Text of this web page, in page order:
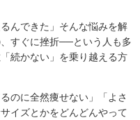
んできた」そんな悩みを解
すぐに挫折──という人も多
続かない」を乗り越える方
のに全然痩せない」「よさ
イズとかをどんどんやって